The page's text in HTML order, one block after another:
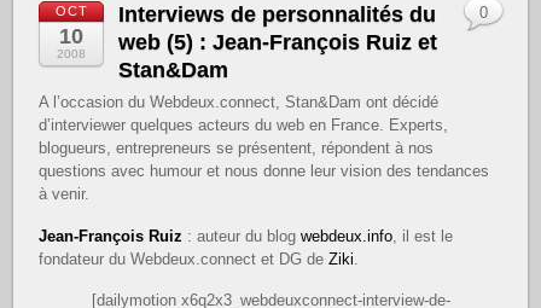
OCT
10
2008
Interviews de personnalités du
web (5) : Jean-François Ruiz et
Stan&Dam
A l’occasion du Webdeux.connect, Stan&Dam ont décidé
d’interviewer quelques acteurs du web en France. Experts,
blogueurs, entrepreneurs se présentent, répondent à nos
questions avec humour et nous donne leur vision des tendances
à venir.
Jean-François Ruiz : auteur du blogwebdeux.info , il est le
fondateur du Webdeux.connect et DG deZiki
[dailymotion x6q2x3_webdeuxconnect-interview-de-
0